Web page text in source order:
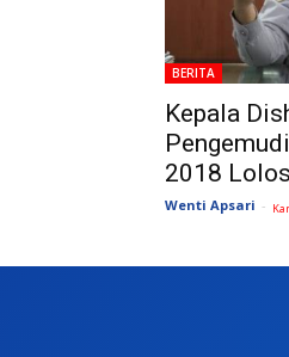
BERITA
Kepala
2018
Wenti Apsari -